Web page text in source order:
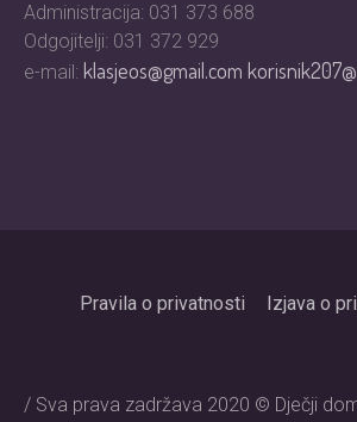
Administracija: 031 373 688
Odgojitelji: 031 372 929
e-mail: klasjeos@gmail.com
Pravila o privatnosti Izjava o
/ Sva prava zadržava 2020 © Dječji